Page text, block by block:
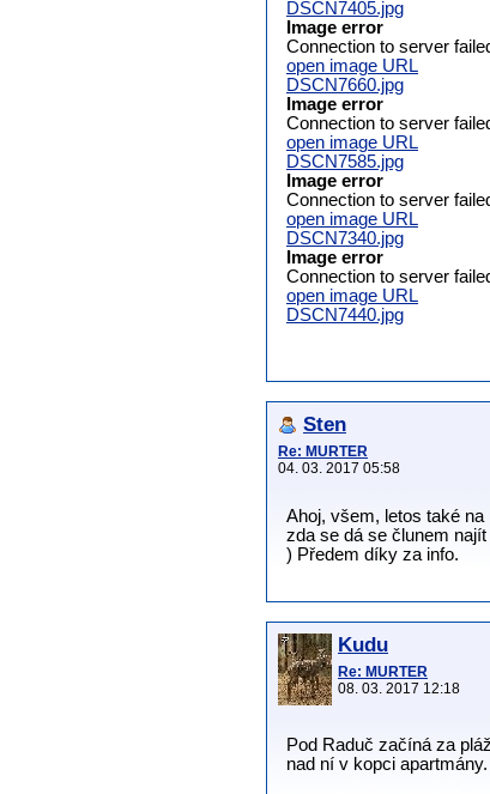
DSCN7405.jpg
Image error
Connection to server
open image URL
DSCN7660.jpg
Image error
Connection to server
open image URL
DSCN7585.jpg
Image error
Connection to server
open image URL
DSCN7340.jpg
Image error
Connection to server
open image URL
DSCN7440.jpg
Sten
Re: MURTER
04. 03. 2017 05:58
Ahoj, všem, letos také
zda se dá se člunem
) Předem díky za info.
Kudu
Re: MURTER
08. 03. 2017 12:18
Pod Raduč začíná za
nad ní v kopci apartmány.